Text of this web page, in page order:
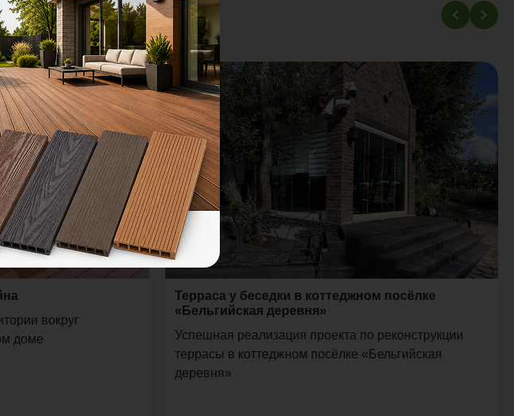
вокруг
доме
Терраса у беседки в коттеджном посёлке
«Бельгийская деревня»
Успешная реализация проекта по реконструкции
террасы в коттеджном посёлке «Бельгийская
деревня»